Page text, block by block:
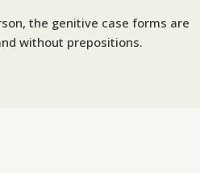
the genitive case forms are
without prepositions.